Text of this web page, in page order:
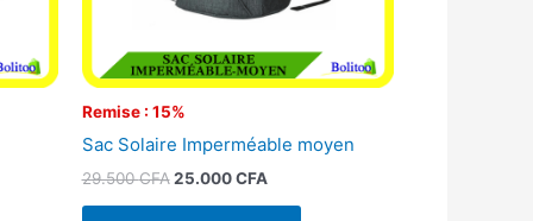
Remise : 15%
Sac Solaire Imperméable moyen
29.500CFA 25.000CFA